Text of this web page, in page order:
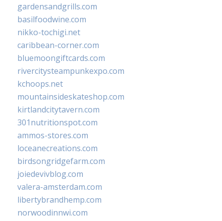
gardensandgrills.com
basilfoodwine.com
nikko-tochigi.net
caribbean-corner.com
bluemoongiftcards.com
rivercitysteampunkexpo.com
kchoops.net
mountainsideskateshop.com
kirtlandcitytavern.com
301nutritionspot.com
ammos-stores.com
loceanecreations.com
birdsongridgefarm.com
joiedevivblog.com
valera-amsterdam.com
libertybrandhemp.com
norwoodinnwi.com